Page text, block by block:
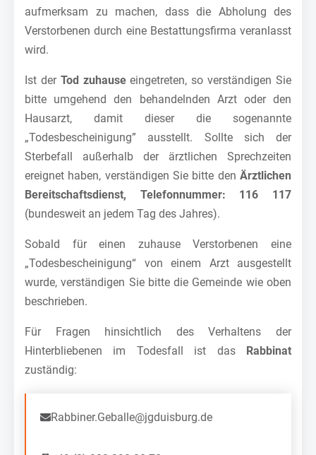
aufmerksam zu machen, dass die Abholung des
Verstorbenen durch eine Bestattungsfirma veranlasst
wird.
Ist der Tod zuhauseeingetreten, so verständigen Sie
bitte umgehend den behandelnden Arzt oder den
Hausarzt, damit dieser die sogenannte
„Todesbescheinigung” ausstellt. Sollte sich der
Sterbefall außerhalb der ärztlichen Sprechzeiten
ereignet haben, verständigen Sie bitte den Ärztlichen
Bereitschaftsdienst, Telefonnummer: 116 117
(bundesweit an jedem Tag des Jahres).
Sobald für einen zuhause Verstorbenen eine
„Todesbescheinigung“ von einem Arzt ausgestellt
wurde, verständigen Sie bitte die Gemeinde wie oben
beschrieben.
Für Fragen hinsichtlich des Verhaltens der
Hinterbliebenen im Todesfall ist das Rabbinat
zuständig:
Rabbiner.Geballe@jgduisburg.de